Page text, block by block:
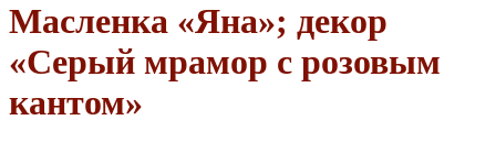
Масленка «Яна»; декор
«Серый мрамор с розовым
кантом»